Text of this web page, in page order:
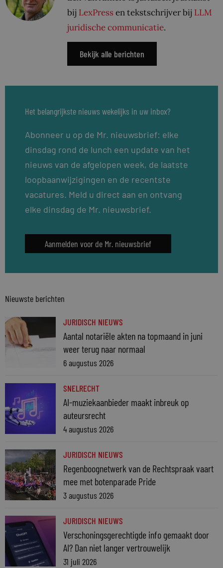
bij LexPress en tekstschrijver bij LLM
juridische communicatie.
Bekijk alle berichten
Het belangrijkste nieuws wekelijks in uw inbox?
Abonneer u op de Mr. nieuwsbrief: elke
dinsdag rond de lunch een update van het
nieuws van de afgelopen week, de laatste
loopbaanwijzigingen en de recentste
vacatures. Meld u direct aan en ontvang
elke dinsdag de Mr. nieuwsbrief.
Aanmelden voor de Mr. nieuwsbrief
Nieuwste berichten
JURIDISCH NIEUWS
Aantal notariële akten na topmaand in juni
weer terug naar normaal
6 augustus 2026
SNELRECHT
AI-muziekaanbieder maakt inbreuk op
auteursrecht
4 augustus 2026
JURIDISCH NIEUWS
Regenboognetwerk van de Rechtspraak vaart
mee met botenparade Pride
3 augustus 2026
JURIDISCH NIEUWS
Verschoningsgerechtigde info gemaakt door
AI? Dan niet langer vertrouwelijk
31 juli 2026